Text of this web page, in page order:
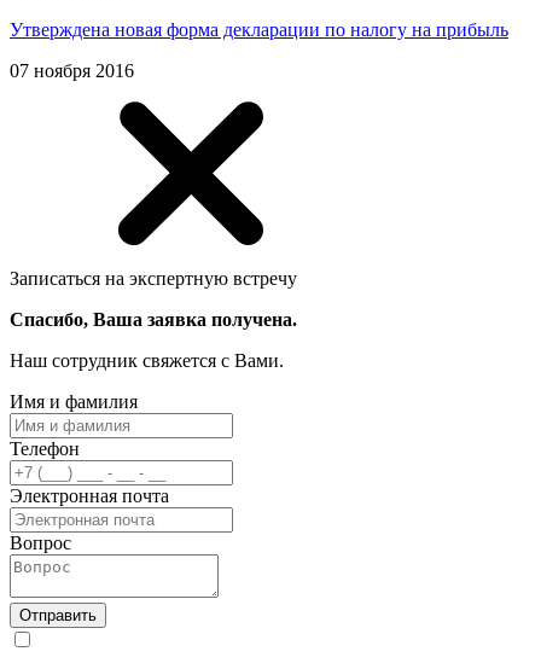
Утверждена новая форма декларации по налогу на прибыль
07 ноября 2016
Записаться на экспертную встречу
Спасибо, Ваша заявка получена.
Наш сотрудник свяжется с Вами.
Имя и фамилия
Телефон
Электронная почта
Вопрос
Отправить